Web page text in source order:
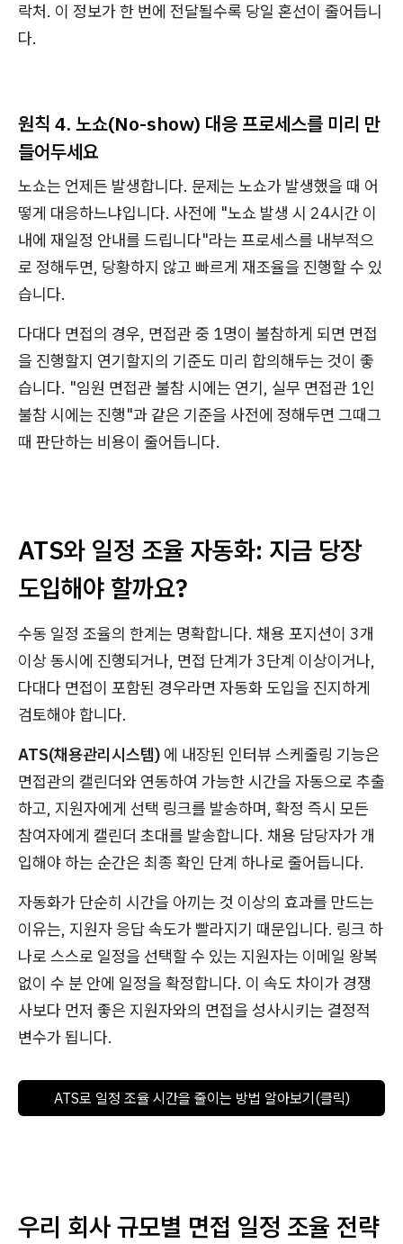
락처. 이 정보가 한 번에 전달될수록 당일 혼선이 줄어듭니
다.
원칙 4. 노쇼(No-show) 대응 프로세스를 미리 만
들어두세요
노쇼는 언제든 발생합니다. 문제는 노쇼가 발생했을 때 어
떻게 대응하느냐입니다. 사전에 "노쇼 발생 시 24시간 이
내에 재일정 안내를 드립니다"라는 프로세스를 내부적으
로 정해두면, 당황하지 않고 빠르게 재조율을 진행할 수 있
습니다.
다대다 면접의 경우, 면접관 중 1명이 불참하게 되면 면접
을 진행할지 연기할지의 기준도 미리 합의해두는 것이 좋
습니다. "임원 면접관 불참 시에는 연기, 실무 면접관 1인
불참 시에는 진행"과 같은 기준을 사전에 정해두면 그때그
때 판단하는 비용이 줄어듭니다.
ATS와 일정 조율 자동화: 지금 당장
도입해야 할까요?
수동 일정 조율의 한계는 명확합니다. 채용 포지션이 3개
이상 동시에 진행되거나, 면접 단계가 3단계 이상이거나,
다대다 면접이 포함된 경우라면 자동화 도입을 진지하게
검토해야 합니다.
ATS(채용관리시스템) 에 내장된 인터뷰 스케줄링 기능은
면접관의 캘린더와 연동하여 가능한 시간을 자동으로 추출
하고, 지원자에게 선택 링크를 발송하며, 확정 즉시 모든
참여자에게 캘린더 초대를 발송합니다. 채용 담당자가 개
입해야 하는 순간은 최종 확인 단계 하나로 줄어듭니다.
자동화가 단순히 시간을 아끼는 것 이상의 효과를 만드는
이유는, 지원자 응답 속도가 빨라지기 때문입니다. 링크 하
나로 스스로 일정을 선택할 수 있는 지원자는 이메일 왕복
없이 수 분 안에 일정을 확정합니다. 이 속도 차이가 경쟁
사보다 먼저 좋은 지원자와의 면접을 성사시키는 결정적
변수가 됩니다.
ATS로 일정 조율 시간을 줄이는 방법 알아보기(클릭)
우리 회사 규모별 면접 일정 조율 전략